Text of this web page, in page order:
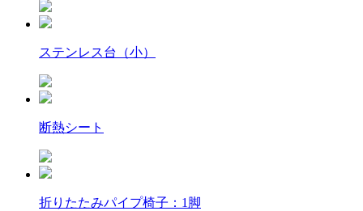
ステンレス台（小）
断熱シート
折りたたみパイプ椅子：1脚